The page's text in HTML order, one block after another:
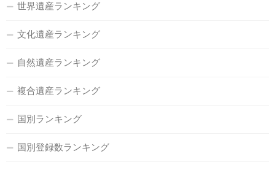
世界遺産ランキング
文化遺産ランキング
自然遺産ランキング
複合遺産ランキング
国別ランキング
国別登録数ランキング